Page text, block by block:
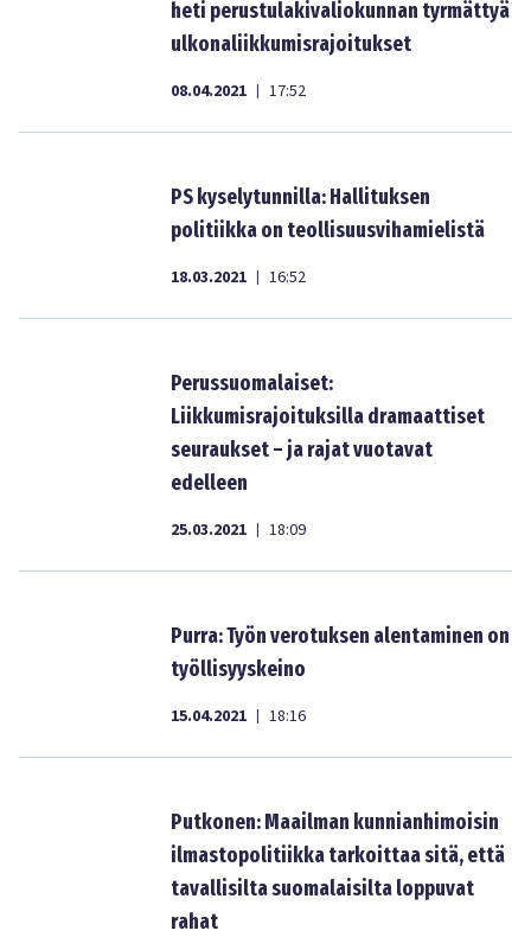
heti perustulakivaliokunnan tyrmättyä
ulkonaliikkumisrajoitukset
08.04.2021 | 17:52
PS kyselytunnilla: Hallituksen
politiikka on teollisuusvihamielistä
18.03.2021 | 16:52
Perussuomalaiset:
Liikkumisrajoituksilla dramaattiset
seuraukset – ja rajat vuotavat
edelleen
25.03.2021 | 18:09
Purra: Työn verotuksen alentaminen on
työllisyyskeino
15.04.2021 | 18:16
Putkonen: Maailman kunnianhimoisin
ilmastopolitiikka tarkoittaa sitä, että
tavallisilta suomalaisilta loppuvat
rahat